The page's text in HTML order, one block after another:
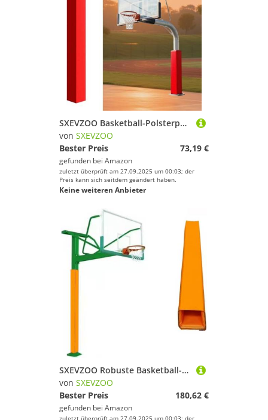
SXEVZOO Basketball-Polsterpolster, Basketballstangen-Polsterung für Spielersicherheit, Wetterfeste Schutzpolsterung für 10x10,16x16,20x20cm Stangen(Red 4ft,10x10cm Pole)
von SXEVZOO
Bester Preis
73,19 €
gefunden bei Amazon
zuletzt überprüft am 27.09.2025 um 00:03; der
Preis kann sich seitdem geändert haben.
Keine weiteren Anbieter
SXEVZOO Robuste Basketball-Polsterpolster, Passend für Quadratische Stangen (8x8, 12x12, 18x18cm), Allwetter-Basketballstangen-Polsterung 4/5/6 Fuß Hoch(Orange 6ft,18x18cm Pole)
von SXEVZOO
Bester Preis
180,62 €
gefunden bei Amazon
zuletzt überprüft am 27.09.2025 um 00:03; der